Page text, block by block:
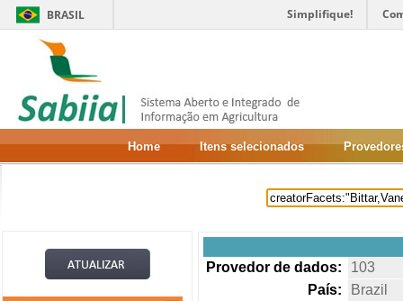
BRASIL Simplifique!
Home Itens selecionados
Provedor de dados:
103
País:
Brazil